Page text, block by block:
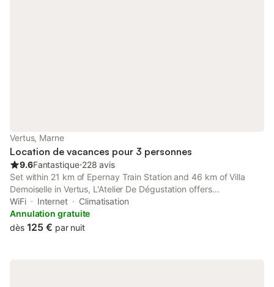
Vertus, Marne
Location de vacances pour 3 personnes
9.6Fantastique⋅228 avis
Set within 21 km of Epernay Train Station and 46 km of Villa
Demoiselle in Vertus, L'Atelier De Dégustation offers
accommodation with seating area. There is a private entrance
at the bed and breakfast for the convenience of those who
stay.
WiFi Internet
Climatisation
Annulation gratuite
dès 125 € par nuit